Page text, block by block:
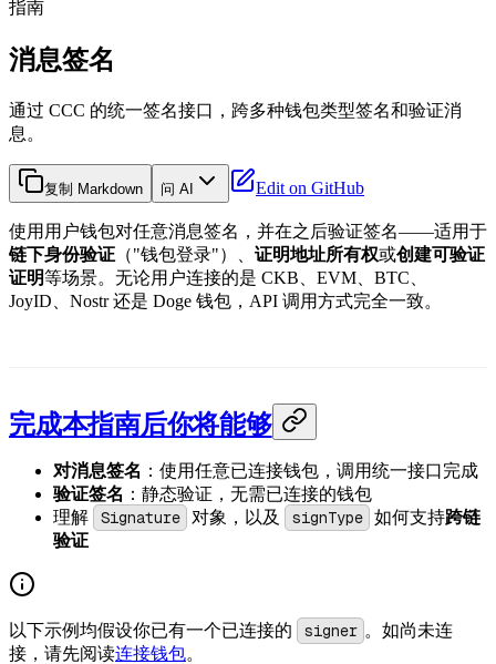
指南
消息签名
通过 CCC 的统一签名接口，跨多种钱包类型签名和验证消
息。
复制 Markdown 问 AI Edit on GitHub
使用用户钱包对任意消息签名，并在之后验证签名——适用于
链下身份验证 （"钱包登录"）、 证明地址所有权或创建可验证
证明等场景。无论用户连接的是 CKB、EVM、BTC、
JoyID、Nostr 还是 Doge 钱包，API 调用方式完全一致。
完成本指南后你将能够
对消息签名 ：使用任意已连接钱包，调用统一接口完成
验证签名 ：静态验证，无需已连接的钱包
理解
Signature 对象，以及 signType 如何支持跨链
验证
以下示例均假设你已有一个已连接的 signer 。如尚未连
接，请先阅读连接钱包。